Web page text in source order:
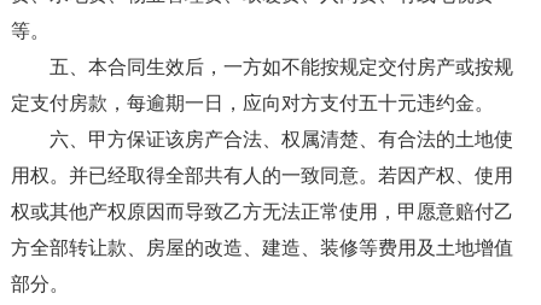
等。
五、本合同生效后，一方如不能按规定交付房产或按规
定支付房款，每逾期一日，应向对方支付五十元违约金。
六、甲方保证该房产合法、权属清楚、有合法的土地使
用权。并已经取得全部共有人的一致同意。若因产权、使用
权或其他产权原因而导致乙方无法正常使用，甲愿意赔付乙
方全部转让款、房屋的改造、建造、装修等费用及土地增值
部分。